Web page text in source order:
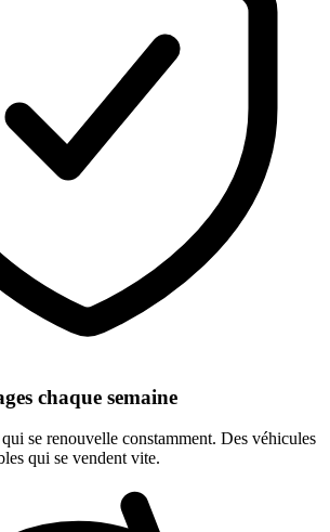
chaque semaine
se renouvelle constamment. Des véhicules
qui se vendent vite.